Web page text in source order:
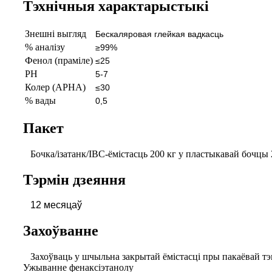
Тэхнічныя характарыстыкі
Знешні выгляд Бескаляровая глейкая вадкасць
% аналізу ≥99%
Фенол (праміле) ≤25
PH 5-7
Колер (APHA) ≤30
% вады 0,5
Пакет
Бочка/ізатанк/IBC-ёмістасць 200 кг у пластыкавай бочцы
Тэрмін дзеяння
12 месяцаў
Захоўванне
Захоўваць у шчыльна закрытай ёмістасці пры пакаёвай
Ужыванне фенаксіэтанолу